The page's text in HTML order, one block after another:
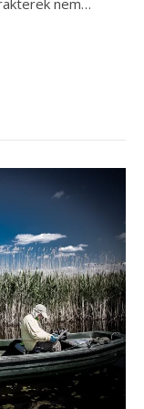
nem…